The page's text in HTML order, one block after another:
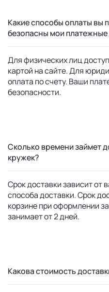
Какие способы оплаты вы
безопасны мои
Для физических лиц
картой на сайте. Для
оплата по счету. Ваши
безопасности.
Сколько времени займет
кружек?
Срок доставки зависит от
способа доставки. Срок
корзине при оформлении
занимает от 2 дней.
Какова стоимость